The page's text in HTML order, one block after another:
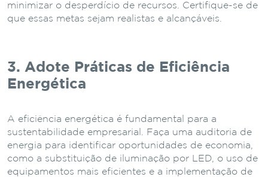
minimizar o desperdício de recursos. Certifique-se de
que essas metas sejam realistas e alcançáveis.
3. Adote Práticas de Eficiência
Energética
A eficiência energética é fundamental para a
sustentabilidade empresarial. Faça uma auditoria de
energia para identificar oportunidades de economia,
como a substituição de iluminação por LED, o uso de
equipamentos mais eficientes e a implementação de